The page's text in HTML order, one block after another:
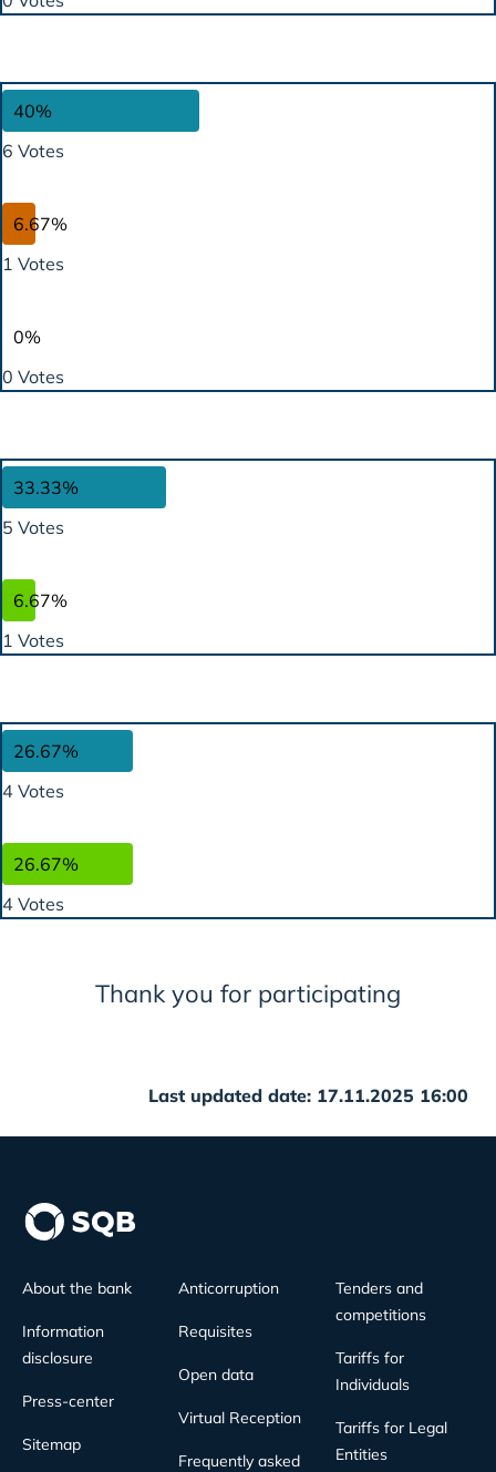
40%
6 Votes
6.67%
1 Votes
0%
0 Votes
33.33%
5 Votes
6.67%
1 Votes
26.67%
4 Votes
26.67%
4 Votes
Thank you for participating
Last updated date: 17.11.2025 16:00
About the bank
Information
disclosure
Press-center
Sitemap
Anticorruption
Requisites
Open data
Virtual Reception
Frequently asked
Tenders and
competitions
Tariffs for
Individuals
Tariffs for Legal
Entities